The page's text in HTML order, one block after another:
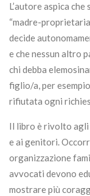
L’autore aspica
“madre-
decide
e che nessun altro
chi debba
figlio/a, per
rifiutata ogni
Il libro è rivolto
e ai genitori.
organizzazione
avvocati devono
mostrare più